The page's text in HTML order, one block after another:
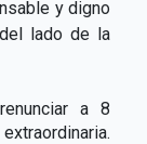
y digno
lado de la
a 8